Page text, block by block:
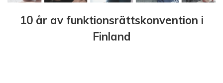
10 år av funktionsrättskonvention i
Finland